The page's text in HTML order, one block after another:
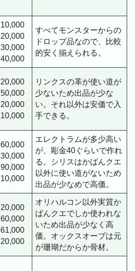
10,000
20,000
30,000
40,000
すべてモンスターからの
ドロップ品なので、比較
的安く揃えられる。
20,000
50,000
20,000
10,000
リンクスの革が使い道が
少ないため出品が少な
い。それ以外は安価で入
手できる。
60,000
30,000
90,000
10,000
エレクトラムが多少高い
が、彫金40ぐらいで作れ
る。シリスはかばんクエ
以外に使い道がないため
出品が少なめで高価。
20,000
60,000
61,000
20,000
オリハルコン以外実質か
ばんクエでしか使われな
いため出品が少なく高
価。オックスオーブは元
が珊瑚だからか骨材。